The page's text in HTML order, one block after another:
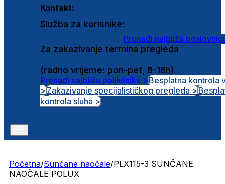
Kontakt:
Služba za korisnike:
Pronađi najbližu
Za zakazivanje termina pregleda
(radno vrijeme: pon-pet, 8-16h)
Pronađi najbližu polikliniku >Besplatna kontrola
>Zakazivanje specijalističkog pregleda >
kontrola sluha >
Početna/Sunčane naočale/PLX115-3 SUNČANE
NAOČALE POLUX